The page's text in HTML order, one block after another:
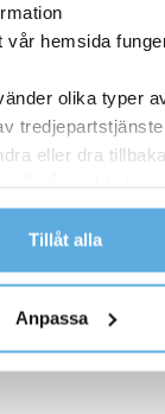
vår hemsida
olika typer
eller dra
om vilka vi
vilket sätt vi
Tillåt alla
Anpassa
Tråd
9,94 kr
Köp nu
KÖPTE